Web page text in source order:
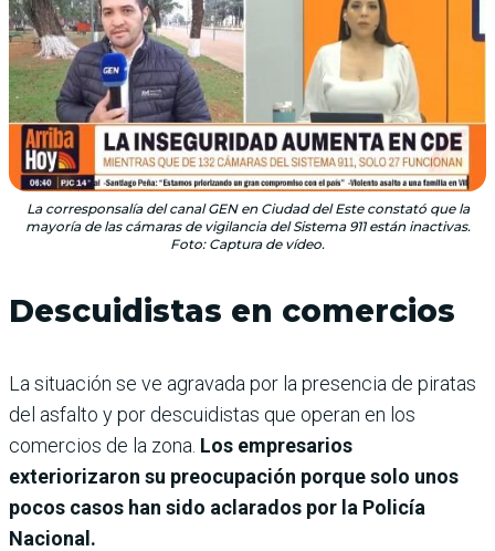
La corresponsalía del canal GEN en Ciudad del Este constató que la
mayoría de las cámaras de vigilancia del Sistema 911 están inactivas.
Foto: Captura de vídeo.
Descuidistas en comercios
La situación se ve agravada por la presencia de piratas
del asfalto y por descuidistas que operan en los
comercios de la zona. Los empresarios
exteriorizaron su preocupación porque solo unos
pocos casos han sido aclarados por la Policía
Nacional.